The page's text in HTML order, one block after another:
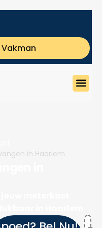
Vakman
in Haarlem